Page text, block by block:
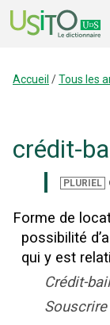
Accueil /Tous les
crédit-
PLURIEL
Forme de
possibilité
qui y est
Crédit-